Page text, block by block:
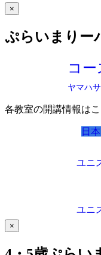
×
ぷらいまりー
コ
ヤマハ
各教室の開講情報は
日
ユニ
ユニ
×